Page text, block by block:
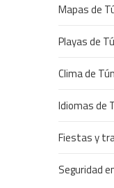
Mapas de
Playas de
Clima de
Idiomas de
Fiestas y
Seguridad